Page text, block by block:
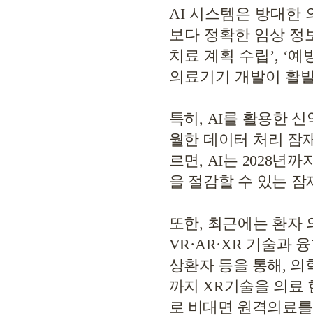
AI 시스템은 방대한
보다 정확한 임상 정
치료 계획 수립 ’, ‘예
의료기기 개발이 활
특히, AI를 활용한
월한 데이터 처리 잠
르면, AI는 2028년까
을 절감할 수 있는
또한, 최근에는 환자
VR·AR·XR 기술과
상환자 등을 통해, 의
까지XR기술을 의료
로 비대면 원격의료